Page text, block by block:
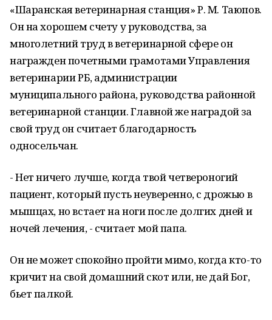
«Шаранская ветеринарная станция» Р. М. Таюпов.
Он на хорошем счету у руководства, за
многолетний труд в ветеринарной сфере он
награжден почетными грамотами Управления
ветеринарии РБ, администрации
муниципального района, руководства районной
ветеринарной станции. Главной же наградой за
свой труд он считает благодарность
односельчан.
- Нет ничего лучше, когда твой четвероногий
пациент, который пусть неуверенно, с дрожью в
мышцах, но встает на ноги после долгих дней и
ночей лечения, - считает мой папа.
Он не может спокойно пройти мимо, когда кто-то
кричит на свой домашний скот или, не дай Бог,
бьет палкой.